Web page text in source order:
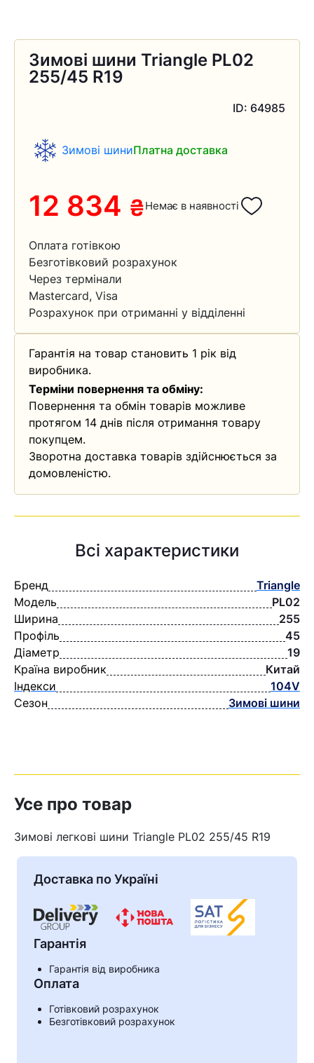
Кошик
Зимові шини Triangle PL02
255/45 R19
ID: 64985
Зимові шиниПлатна доставка
12 834 ₴Немає в наявності
Оплата готівкою
Безготівковий розрахунок
Через термінали
Mastercard, Visa
Розрахунок при отриманні у відділенні
Гарантія на товар становить 1 рік від
виробника.
Терміни повернення та обміну:
Повернення та обмін товарів можливе
протягом 14 днів після отримання товару
покупцем.
Зворотна доставка товарів здійснюється за
домовленістю.
Всі характеристики
Бренд
Triangle
Модель
PL02
Ширина
255
Профіль
45
Діаметр
19
Країна виробник
Китай
Індекси
104V
Сезон
Зимові шини
Усе про товар
Зимові легкові шини Triangle PL02 255/45 R19
Доставка по Україні
Гарантія
Гарантія від виробника
Оплата
Готівковий розрахунок
Безготівковий розрахунок